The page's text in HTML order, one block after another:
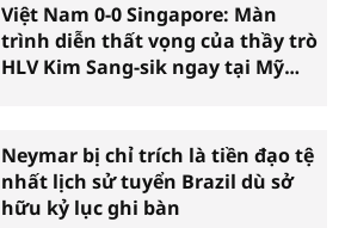
Việt Nam 0-0 Singapore: Màn
trình diễn thất vọng của thầy trò
HLV Kim Sang-sik ngay tại Mỹ
Neymar bị chỉ trích là tiền đạo tệ
nhất lịch sử tuyển Brazil dù sở
hữu kỷ lục ghi bàn